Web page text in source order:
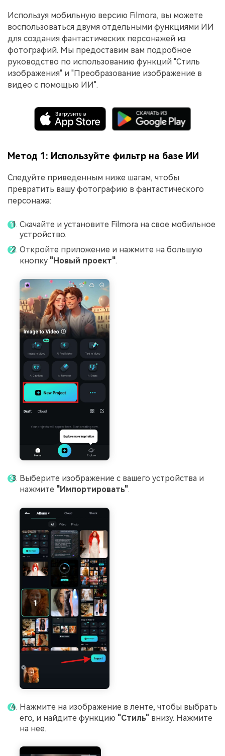
Используя мобильную версию Filmora, вы можете
воспользоваться двумя отдельными функциями ИИ
для создания фантастических персонажей из
фотографий. Мы предоставим вам подробное
руководство по использованию функций "Стиль
изображения" и "Преобразование изображение в
видео с помощью ИИ".
Метод 1: Используйте фильтр на базе ИИ
Следуйте приведенным ниже шагам, чтобы
превратить вашу фотографию в фантастического
персонажа:
Скачайте и установите Filmora на свое мобильное
устройство.
Откройте приложение и нажмите на большую
кнопку "Новый проект".
Выберите изображение с вашего устройства и
нажмите "Импортировать".
Нажмите на изображение в ленте, чтобы выбрать
его, и найдите функцию "Стиль" внизу. Нажмите
на нее.